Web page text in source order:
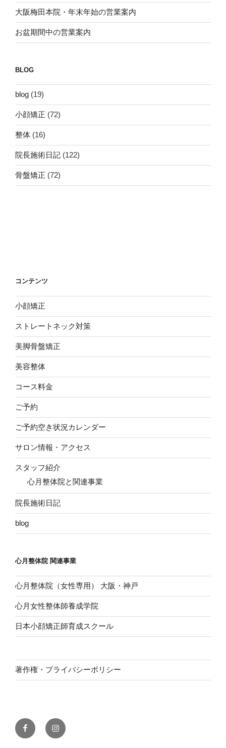
大阪梅田本院・年末年始の営業案内
お盆期間中の営業案内
BLOG
blog (19)
小顔矯正 (72)
整体 (16)
院長施術日記 (122)
骨盤矯正 (72)
コンテンツ
小顔矯正
ストレートネック対策
美脚骨盤矯正
美容整体
コース料金
ご予約
ご予約空き状況カレンダー
サロン情報・アクセス
スタッフ紹介
心月整体院と関連事業
院長施術日記
blog
心月整体院 関連事業
心月整体院（女性専用） 大阪・神戸
心月女性整体師養成学院
日本小顔矯正師育成スクール
著作権・プライバシーポリシー
FACEBOOKInstagram